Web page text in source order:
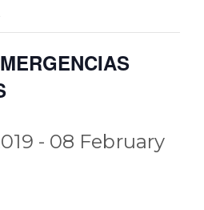
- 08 February